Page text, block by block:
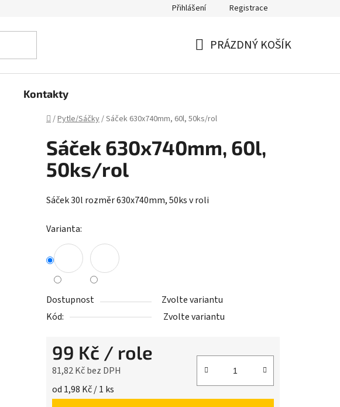
Přihlášení Registrace
PRÁZDNÝ KOŠÍK
Kontakty
Domů
/Pytle/Sáčky/Sáček 630x740mm, 60l, 50ks/rol
Sáček 630x740mm, 60l,
50ks/rol
Sáček 30l rozměr 630x740mm, 50ks v roli
Varianta:
Dostupnost
Zvolte variantu
Kód:
Zvolte variantu
99 Kč / role
81,82 Kč bez DPH
Měrná cena:
od 1,98 Kč / 1 ks